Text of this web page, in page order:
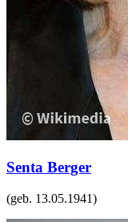
Senta Berger
(geb. 13.05.1941)